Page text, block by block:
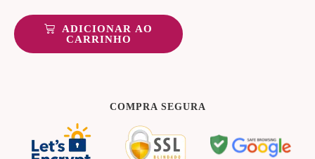
ADICIONAR AO
CARRINHO
COMPRA SEGURA